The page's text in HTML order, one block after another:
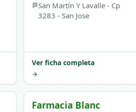
San Martín Y Lavalle - Cp
3283 - San Jose
Ver ficha completa
→
Farmacia Blanc